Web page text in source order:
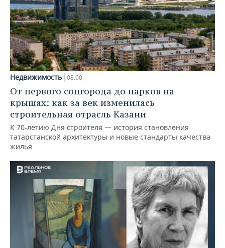
Недвижимость 08:00
От первого соцгорода до парков на
крышах: как за век изменилась
строительная отрасль Казани
К 70-летию Дня строителя — история становления
татарстанской архитектуры и новые стандарты качества
жилья